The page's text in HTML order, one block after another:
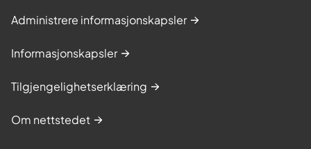
Administrere informasjonskapsler
Informasjonskapsler
Tilgjengelighetserklæring
Om nettstedet